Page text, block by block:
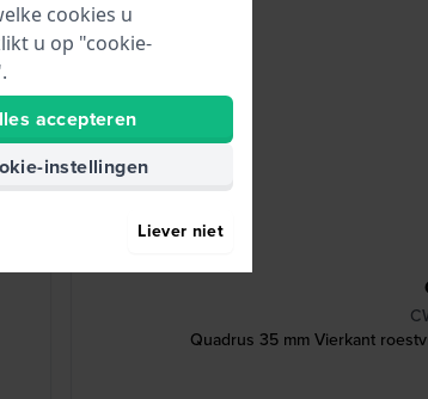
Quadrus 35 mm Vierkant
cookies u
u op "cookie-
accepteren
instellingen
Liever niet